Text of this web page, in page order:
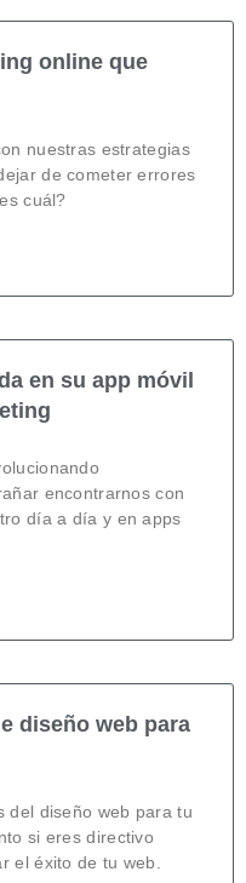
online que
nuestras estrategias
de cometer errores
cuál?
en su app móvil
encontrarnos con
día a día y en apps
diseño web para
del diseño web para tu
si eres directivo
el éxito de tu web.